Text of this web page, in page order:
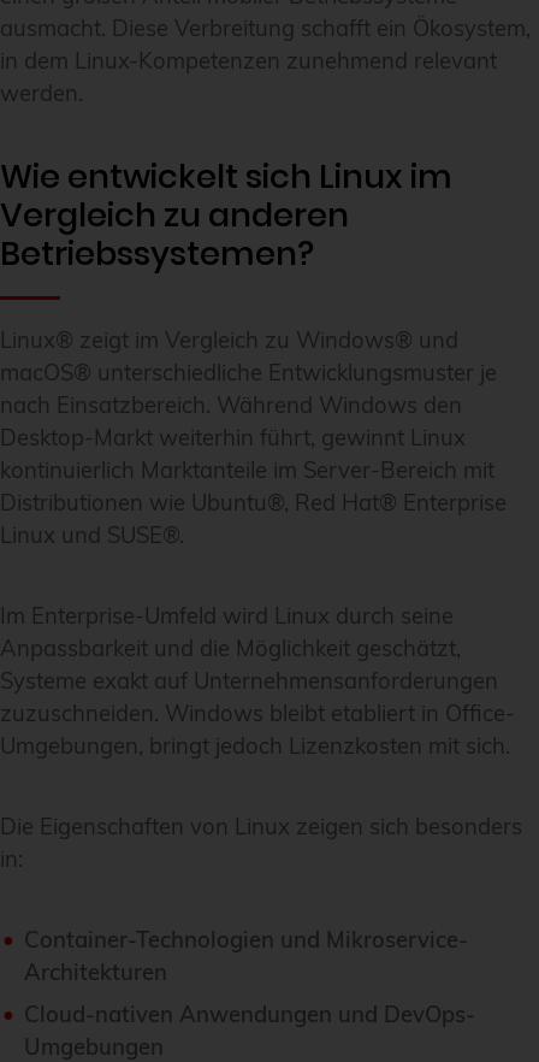
ausmacht. Diese Verbreitung schafft ein Ökosystem,
in dem Linux-Kompetenzen zunehmend relevant
werden.
Wie entwickelt sich Linux im
Vergleich zu anderen
Betriebssystemen?
Linux® zeigt im Vergleich zu Windows® und
macOS® unterschiedliche Entwicklungsmuster je
nach Einsatzbereich. Während Windows den
Desktop-Markt weiterhin führt, gewinnt Linux
kontinuierlich Marktanteile im Server-Bereich mit
Distributionen wie Ubuntu®, Red Hat® Enterprise
Linux und SUSE®.
Im Enterprise-Umfeld wird Linux durch seine
Anpassbarkeit und die Möglichkeit geschätzt,
Systeme exakt auf Unternehmensanforderungen
zuzuschneiden. Windows bleibt etabliert in Office-
Umgebungen, bringt jedoch Lizenzkosten mit sich.
Die Eigenschaften von Linux zeigen sich besonders
in:
Container-Technologien und Mikroservice-
Architekturen
Cloud-nativen Anwendungen und DevOps-
Umgebungen